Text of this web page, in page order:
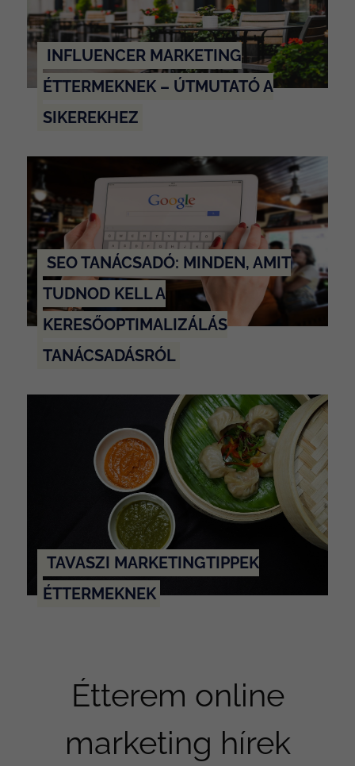
INFLUENCER MARKETING
ÉTTERMEKNEK – ÚTMUTATÓ A
SIKEREKHEZ
SEO TANÁCSADÓ: MINDEN, AMIT
TUDNOD KELL A
KERESŐOPTIMALIZÁLÁS
TANÁCSADÁSRÓL
TAVASZI MARKETINGTIPPEK
ÉTTERMEKNEK
Étterem online
marketing hírek